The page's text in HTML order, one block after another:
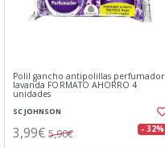
Polil gancho antipolillas perfumador
lavanda FORMATO AHORRO 4
unidades
SC JOHNSON
3,99€ 5,90€ - 32%